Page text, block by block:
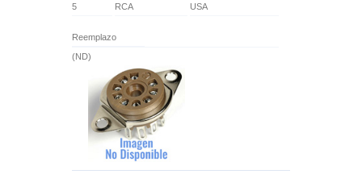
5
RCA USA
Reemplazo
(ND)